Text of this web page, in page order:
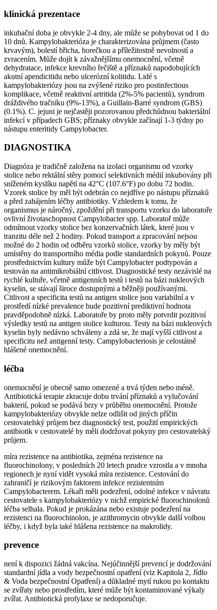
klinická prezentace
inkubační doba je obvykle 2-4 dny, ale může se pohybovat od 1 do
10 dnů. Kampylobakterióza je charakterizována průjmem (často
krvavým), bolestí břicha, horečkou a příležitostně nevolností a
zvracením. Může dojít k závažnějšímu onemocnění, včetně
dehydratace, infekce krevního řečiště a příznaků napodobujících
akutní apendicitidu nebo ulcerózní kolitidu. Lidé s
kampylobakteriózy jsou na zvýšené riziko pro postinfectious
komplikace, včetně reaktivní artritida (2%-5% pacientů), syndrom
dráždivého tračníku (9%-13%), a Guillain-Barré syndrom (GBS)
(0.1%). C. jejuni je nejčastěji pozorovanou předchůdnou bakteriální
infekcí v případech GBS; příznaky obvykle začínají 1-3 týdny po
nástupu enteritidy Campylobacter.
DIAGNOSTIKA
Diagnóza je tradičně založena na izolaci organismu od vzorky
stolice nebo rektální stěry pomocí selektivních médií inkubovány při
sníženém kyslíku napětí na 42°C (107.6°F) po dobu 72 hodin.
Vzorek stolice by měl být odebrán co nejdříve po nástupu příznaků
a před zahájením léčby antibiotiky. Vzhledem k tomu, že
organismus je náročný, zpoždění při transportu vzorku do laboratoře
ovlivní životaschopnost Campylobacter spp. Laboratoř může
odmítnout vzorky stolice bez konzervačních látek, které jsou v
tranzitu déle než 2 hodiny. Pokud transport a zpracování nejsou
možné do 2 hodin od odběru vzorků stolice, vzorky by měly být
umístěny do transportního média podle standardních pokynů. Pouze
prostřednictvím kultury může být Campylobacter podtypován a
testován na antimikrobiální citlivost. Diagnostické testy nezávislé na
rychlé kultuře, včetně antigenních testů i testů na bázi nukleových
kyselin, se stávají široce dostupnými a běžněji používanými.
Citlivost a specificita testů na antigen stolice jsou variabilní a v
prostředí nízké prevalence bude pozitivní prediktivní hodnota
pravděpodobně nízká. Laboratoře by proto měly potvrdit pozitivní
výsledky testů na antigen stolice kulturou. Testy na bázi nukleových
kyselin byly nedávno schváleny a zdá se, že mají vyšší citlivost a
specificitu než antigenní testy. Campylobacteriosis je celostátně
hlášené onemocnění.
léčba
onemocnění je obecně samo omezené a trvá týden nebo méně.
Antibiotická terapie zkracuje dobu trvání příznaků a vylučování
bakterií, pokud se podává brzy v průběhu onemocnění. Protože
kampylobakteriózy obvykle nelze odlišit od jiných příčin
cestovatelský průjem bez diagnostický test, použití empirických
antibiotik v cestovatelé by měli dodržovat pokyny pro cestovatelský
průjem.
míra rezistence na antibiotika, zejména rezistence na
fluorochinolony, v posledních 20 letech prudce vzrostla a v mnoha
regionech je nyní vidět vysoká míra rezistence. Cestování do
zahraničí je rizikovým faktorem infekce rezistentním
Campylobacterem. Lékaři měli podezření, odolné infekce v návratu
cestovatele s kampylobakteriózy v nichž empirické fluorochinolonů
léčba selhala. Pokud je prokázána nebo existuje podezření na
rezistenci na fluorochinolon, je azithromycin obvykle další volbou
léčby, i když byla také hlášena rezistence na makrolidy.
prevence
není k dispozici žádná vakcína. Nejúčinnější prevencí je dodržování
standardní jídla a vody bezpečnostní opatření (viz Kapitola 2, Jídlo
& Voda bezpečnostní Opatření) a důkladné mytí rukou po kontaktu
se zvířaty nebo prostředím, které může být kontaminované výkaly
zvířat. Antibiotická profylaxe se nedoporučuje.